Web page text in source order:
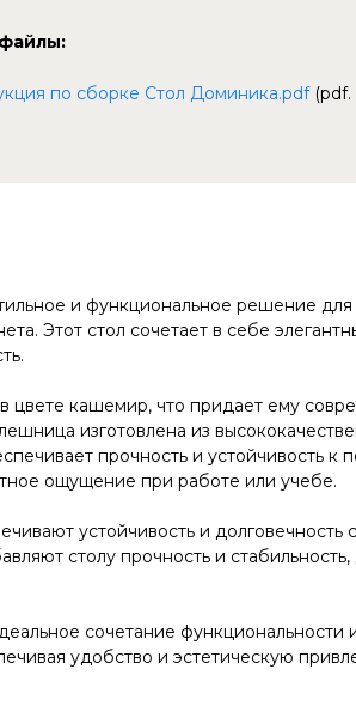
по сборке Стол Доминика.pdf (pdf.
и функциональное решение
Этот стол сочетает в себе
цвете кашемир, что придает ему
изготовлена из
прочность и устойчивость к
ощущение при работе или учебе.
устойчивость и долговечность
столу прочность и
сочетание
удобство и эстетическую